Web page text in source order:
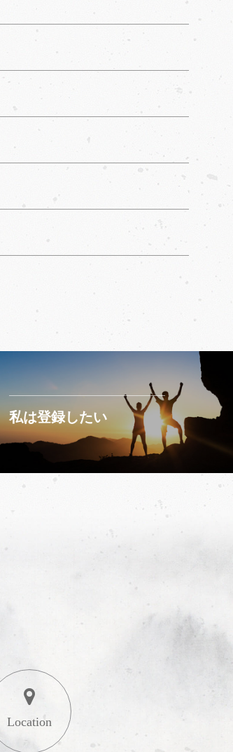
私は登録したい
Location